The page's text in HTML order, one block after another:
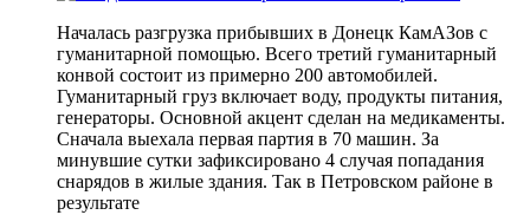
Началась разгрузка прибывших в Донецк КамАЗов с
гуманитарной помощью. Всего третий гуманитарный
конвой состоит из примерно 200 автомобилей.
Гуманитарный груз включает воду, продукты питания,
генераторы. Основной акцент сделан на медикаменты.
Сначала выехала первая партия в 70 машин. За
минувшие сутки зафиксировано 4 случая попадания
снарядов в жилые здания. Так в Петровском районе в
результате